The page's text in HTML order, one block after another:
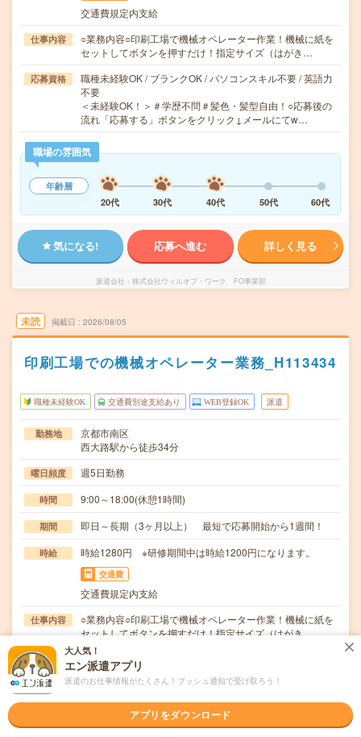
交通費規定内支給
仕事内容
○業務内容○印刷工場で機械オペレーター作業！機械に紙を
セットしてボタンを押すだけ！指定サイズ（はがき…
応募資格
職種未経験OK / ブランクOK / パソコンスキル不要 / 英語力
不要
＜未経験OK！＞＃学歴不問＃髪色・髪型自由！○応募後の
流れ「応募する」ボタンをクリック↓メールにてw…
職場の雰囲気
年齢層
20代
30代 40代 50代 60代
気になる! 応募へ進む 詳しく見る
派遣会社 株式会社ウィルオブ・ワーク FO事業部
未読 掲載日 2026/08/05
印刷工場での機械オペレーター業務_H113434
職種未経験OK 交通費別途支給あり WEB登録OK 派遣
勤務地
京都市南区
西大路駅から徒歩34分
曜日頻度 週5日勤務
時間 9:00～18:00(休憩1時間)
期間 即日～長期（3ヶ月以上） 最短で応募開始から1週間！
時給 時給1280円 ※研修期間中は時給1200円になります。
交通費
交通費規定内支給
仕事内容
○業務内容○印刷工場で機械オペレーター作業！機械に紙を
セットしてボタンを押すだけ！指定サイズ（はがき…
応募資格
職種未経験OK / ブランクOK / パソコンスキル不要 / 英語力
不要
＜未経験OK！＞＃学歴不問＃髪色・髪型自由！○応募後の
流れ「応募する」ボタンをクリック↓メールにてw…
職場の雰囲気
大人気！
エン派遣アプリ
派遣のお仕事情報がたくさん！プッシュ通知で受け取ろう！
アプリをダウンロード